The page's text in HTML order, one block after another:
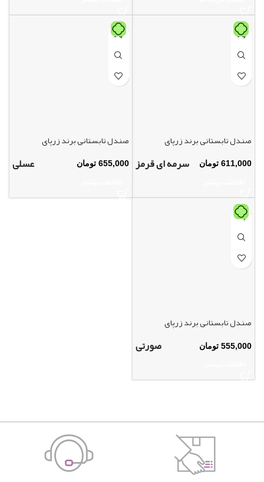
صندل تابستانی برند زرپای
611,000 تومان سرمه ای قرمز
صندل تابستانی برند زرپای
655,000 تومان عسلی
صندل تابستانی برند زرپای
555,000 تومان صورتی